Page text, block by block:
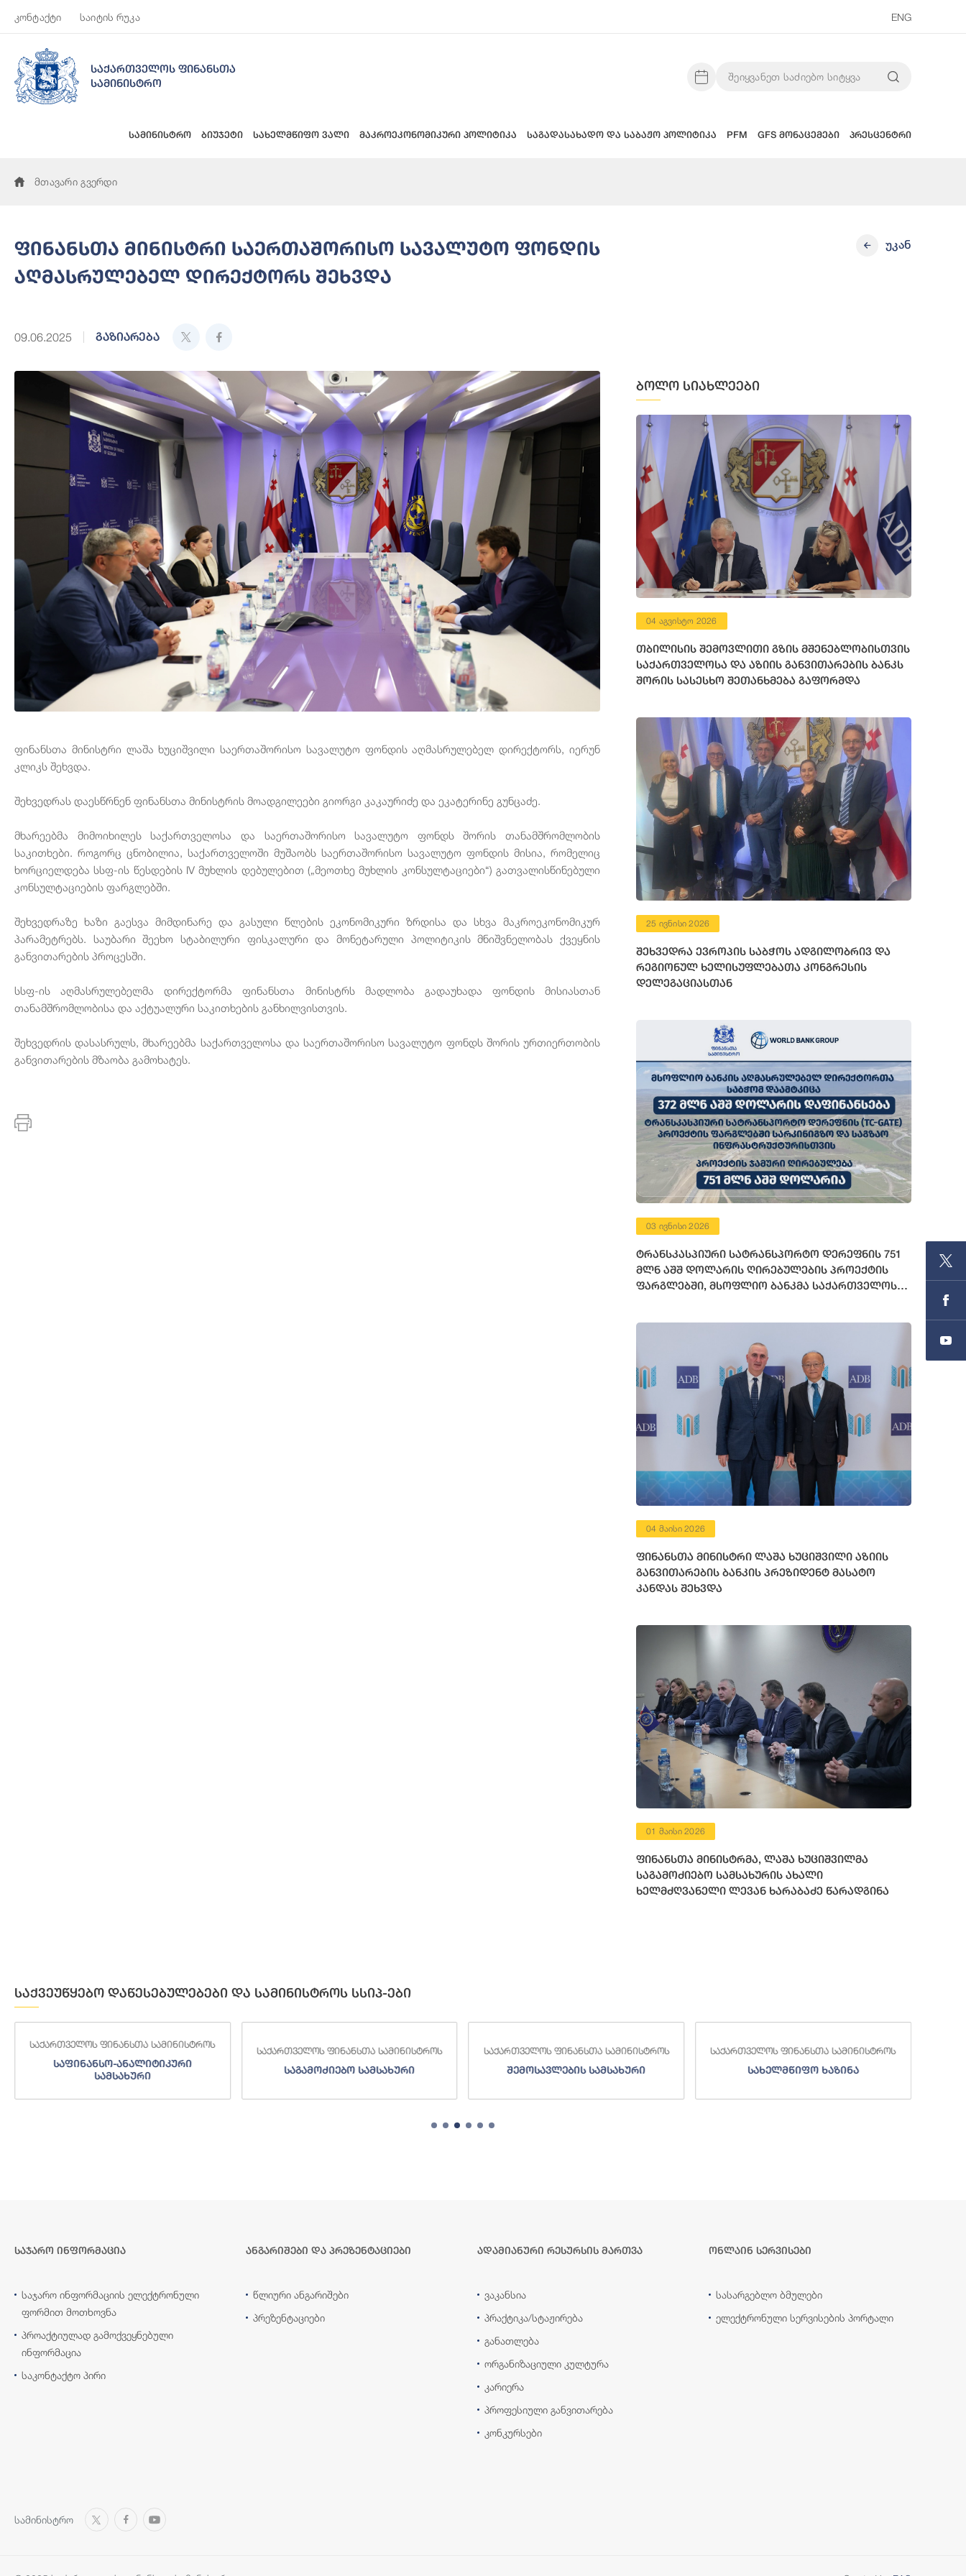
კონტაქტი საიტის რუკა ENG
საქართველოს ფინანსთა
სამინისტრო
სამინისტრო ბიუჯეტი სახელმწიფო ვალი მაკროეკონომიკური პოლიტიკა საგადასახადო და საბაჟო პოლიტიკა PFM GFS მონაცემები პრესცენტრი
მთავარი გვერდი
ფინანსთა მინისტრი საერთაშორისო სავალუტო ფონდის
აღმასრულებელ დირექტორს შეხვდა
09.06.2025 გაზიარება
უკან
ფინანსთა მინისტრი ლაშა ხუციშვილი საერთაშორისო სავალუტო ფონდის აღმასრულებელ დირექტორს, იერუნ
კლიკს შეხვდა.
შეხვედრას დაესწრნენ ფინანსთა მინისტრის მოადგილეები გიორგი კაკაურიძე და ეკატერინე გუნცაძე.
მხარეებმა მიმოიხილეს საქართველოსა და საერთაშორისო სავალუტო ფონდს შორის თანამშრომლობის
საკითხები. როგორც ცნობილია, საქართველოში მუშაობს საერთაშორისო სავალუტო ფონდის მისია, რომელიც
ხორციელდება სსფ-ის წესდების IV მუხლის დებულებით („მეოთხე მუხლის კონსულტაციები“) გათვალისწინებული
კონსულტაციების ფარგლებში.
შეხვედრაზე ხაზი გაესვა მიმდინარე და გასული წლების ეკონომიკური ზრდისა და სხვა მაკროეკონომიკურ
პარამეტრებს. საუბარი შეეხო სტაბილური ფისკალური და მონეტარული პოლიტიკის მნიშვნელობას ქვეყნის
განვითარების პროცესში.
სსფ-ის აღმასრულებელმა დირექტორმა ფინანსთა მინისტრს მადლობა გადაუხადა ფონდის მისიასთან
თანამშრომლობისა და აქტუალური საკითხების განხილვისთვის.
შეხვედრის დასასრულს, მხარეებმა საქართველოსა და საერთაშორისო სავალუტო ფონდს შორის ურთიერთობის
განვითარების მზაობა გამოხატეს.
ბოლო სიახლეები
04 აგვისტო 2026
თბილისის შემოვლითი გზის მშენებლობისთვის
საქართველოსა და აზიის განვითარების ბანკს
შორის სასესხო შეთანხმება გაფორმდა
25 ივნისი 2026
შეხვედრა ევროპის საბჭოს ადგილობრივ და
რეგიონულ ხელისუფლებათა კონგრესის
დელეგაციასთან
03 ივნისი 2026
ტრანსკასპიური სატრანსპორტო დერეფნის 751
მლნ აშშ დოლარის ღირებულების პროექტის
ფარგლებში, მსოფლიო ბანკმა საქართველოს
04 მაისი 2026
ფინანსთა მინისტრი ლაშა ხუციშვილი აზიის
განვითარების ბანკის პრეზიდენტ მასატო
კანდას შეხვდა
01 მაისი 2026
ფინანსთა მინისტრმა, ლაშა ხუციშვილმა
საგამოძიებო სამსახურის ახალი
ხელმძღვანელი ლევან ხარაბაძე წარადგინა
საქვეუწყებო დაწესებულებები და სამინისტროს სსიპ-ები
საქართველოს ფინანსთა სამინისტროს
საფინანსო-ანალიტიკური
სამსახური
საქართველოს ფინანსთა სამინისტროს
საგამოძიებო სამსახური
საქართველოს ფინანსთა სამინისტროს
შემოსავლების სამსახური
საქართველოს ფინანსთა სამინისტროს
სახელმწიფო ხაზინა
საჯარო ინფორმაცია
საჯარო ინფორმაციის ელექტრონული
ფორმით მოთხოვნა
პროაქტიულად გამოქვეყნებული
ინფორმაცია
საკონტაქტო პირი
ანგარიშები და პრეზენტაციები
წლიური ანგარიშები
პრეზენტაციები
ადამიანური რესურსის მართვა
ვაკანსია
პრაქტიკა/სტაჟირება
განათლება
ორგანიზაციული კულტურა
კარიერა
პროფესიული განვითარება
კონკურსები
ონლაინ სერვისები
სასარგებლო ბმულები
ელექტრონული სერვისების პორტალი
სამინისტრო